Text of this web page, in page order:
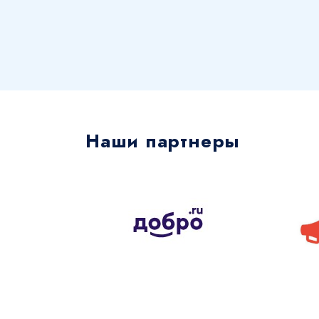
Наши партнеры